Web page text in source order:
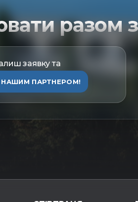
разом
заявку та
НАШИМ ПАРТНЕРОМ!